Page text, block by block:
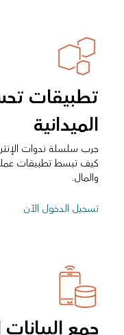
تطبيقات
الميدانية
جرب سلسلة ندوات
والمال.
تسجيل الدخول الآن
جمع البيانات